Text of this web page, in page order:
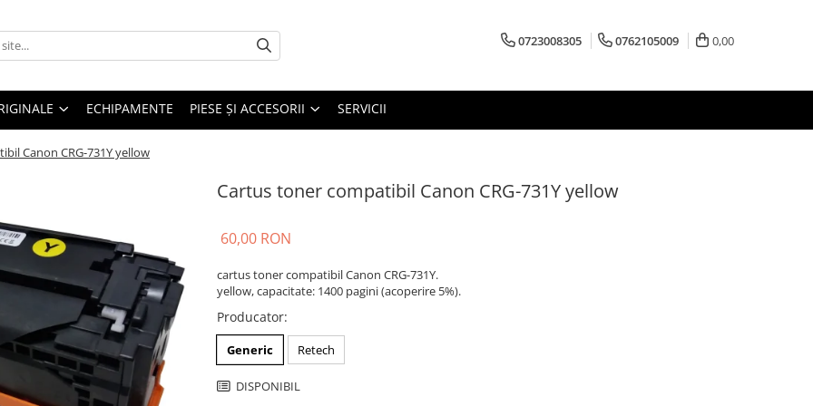
0723008305 0762105009 0,00
ECHIPAMENTE PIESE ŞI ACCESORII SERVICII
Canon CRG-731Y yellow
Cartus toner compatibil Canon CRG-731Y yellow
60,00 RON
cartus toner compatibil Canon CRG-731Y.
yellow, capacitate: 1400 pagini (acoperire 5%).
Producator:
Generic Retech
DISPONIBIL